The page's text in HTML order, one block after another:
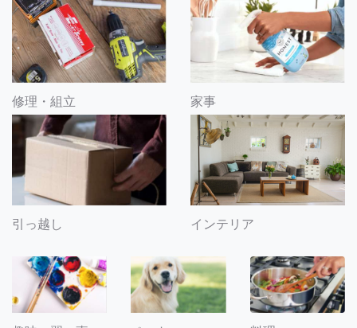
修理・組立 家事
引っ越し インテリア